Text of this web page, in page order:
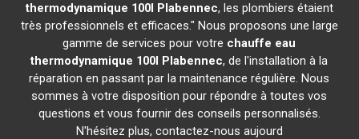
thermodynamique 100l Plabennec, les plombiers étaient
très professionnels et efficaces." Nous proposons une large
gamme de services pour votre chauffe eau
thermodynamique 100l Plabennec, de l'installation à la
réparation en passant par la maintenance régulière. Nous
sommes à votre disposition pour répondre à toutes vos
questions et vous fournir des conseils personnalisés.
N'hésitez plus, contactez-nous aujourd